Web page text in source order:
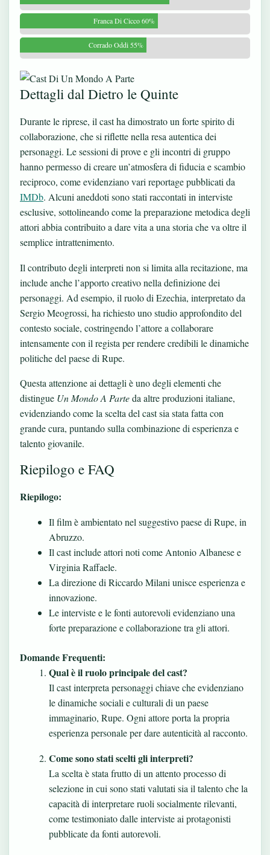
Franca Di Cicco 60%
Corrado Oddi 55%
Dettagli dal Dietro le Quinte
Durante le riprese, il cast ha dimostrato un forte spirito di
collaborazione, che si riflette nella resa autentica dei
personaggi. Le sessioni di prove e gli incontri di gruppo
hanno permesso di creare un’atmosfera di fiducia e scambio
reciproco, come evidenziano vari reportage pubblicati da
IMDb. Alcuni aneddoti sono stati raccontati in interviste
esclusive, sottolineando come la preparazione metodica degli
attori abbia contribuito a dare vita a una storia che va oltre il
semplice intrattenimento.
Il contributo degli interpreti non si limita alla recitazione, ma
include anche l’apporto creativo nella definizione dei
personaggi. Ad esempio, il ruolo di Ezechia, interpretato da
Sergio Meogrossi, ha richiesto uno studio approfondito del
contesto sociale, costringendo l’attore a collaborare
intensamente con il regista per rendere credibili le dinamiche
politiche del paese di Rupe.
Questa attenzione ai dettagli è uno degli elementi che
distingue Un Mondo A Parteda altre produzioni italiane,
evidenziando come la scelta del cast sia stata fatta con
grande cura, puntando sulla combinazione di esperienza e
talento giovanile.
Riepilogo e FAQ
Riepilogo:
Il film è ambientato nel suggestivo paese di Rupe, in
Abruzzo.
Il cast include attori noti come Antonio Albanese e
Virginia Raffaele.
La direzione di Riccardo Milani unisce esperienza e
innovazione.
Le interviste e le fonti autorevoli evidenziano una
forte preparazione e collaborazione tra gli attori.
Domande Frequenti:
Qual è il ruolo principale del cast?
Il cast interpreta personaggi chiave che evidenziano
le dinamiche sociali e culturali di un paese
immaginario, Rupe. Ogni attore porta la propria
esperienza personale per dare autenticità al racconto.
Come sono stati scelti gli interpreti?
La scelta è stata frutto di un attento processo di
selezione in cui sono stati valutati sia il talento che la
capacità di interpretare ruoli socialmente rilevanti,
come testimoniato dalle interviste ai protagonisti
pubblicate da fonti autorevoli.